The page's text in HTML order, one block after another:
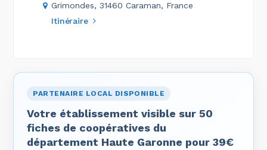
Grimondes, 31460 Caraman, France
Itinéraire
PARTENAIRE LOCAL DISPONIBLE
Votre établissement visible sur 50
fiches de coopératives du
département Haute Garonne pour 39€